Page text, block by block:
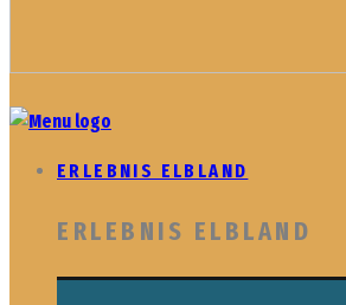
ERLEBNIS ELBLAND
ERLEBNIS ELBLAND